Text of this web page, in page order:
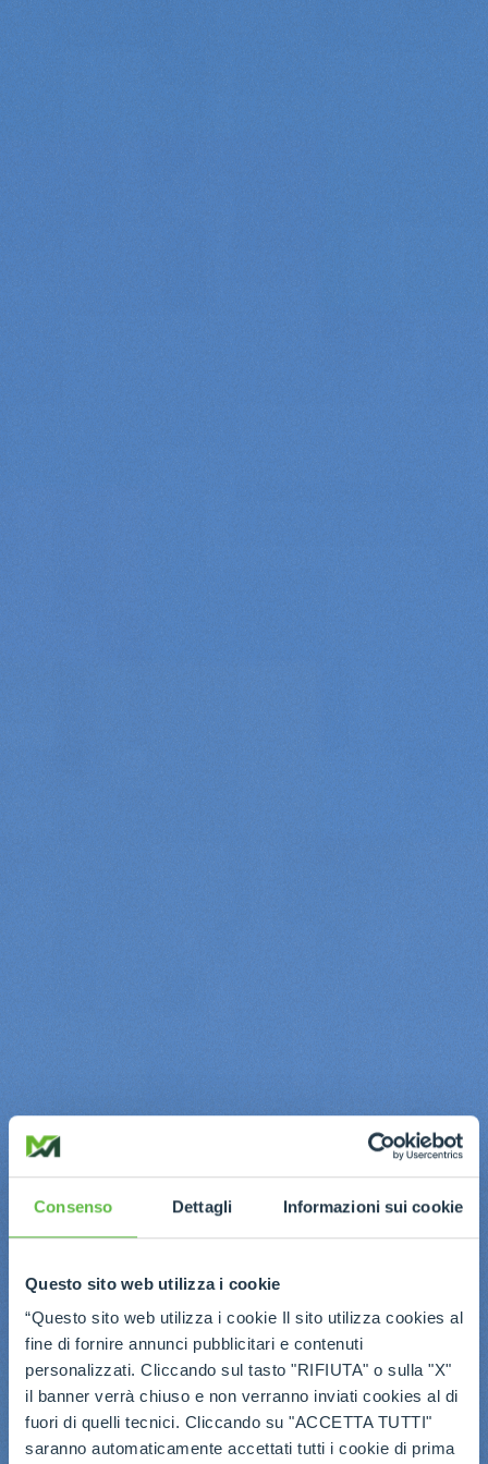
Consenso Dettagli Informazioni sui cookie
Questo sito web utilizza i cookie
“Questo sito web utilizza i cookie Il sito utilizza cookies al
fine di fornire annunci pubblicitari e contenuti
personalizzati. Cliccando sul tasto "RIFIUTA" o sulla "X"
il banner verrà chiuso e non verranno inviati cookies al di
fuori di quelli tecnici. Cliccando su "ACCETTA TUTTI"
saranno automaticamente accettati tutti i cookie di prima